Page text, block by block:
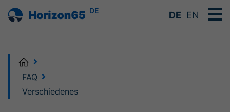
DE DE EN
Home
FAQ
Verschiedenes